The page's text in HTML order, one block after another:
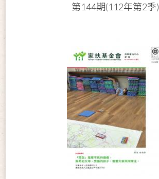
第144期(112年第2季)